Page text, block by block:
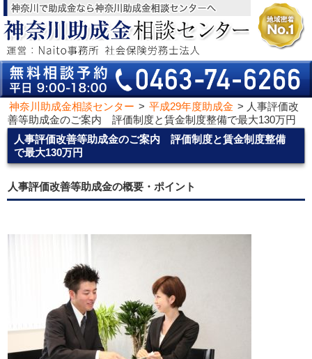
神奈川助成金相談センター > 平成29年度助成金 > 人事評価改
善等助成金のご案内 評価制度と賃金制度整備で最大130万円
人事評価改善等助成金のご案内 評価制度と賃金制度整備
で最大130万円
人事評価改善等助成金の概要・ポイント